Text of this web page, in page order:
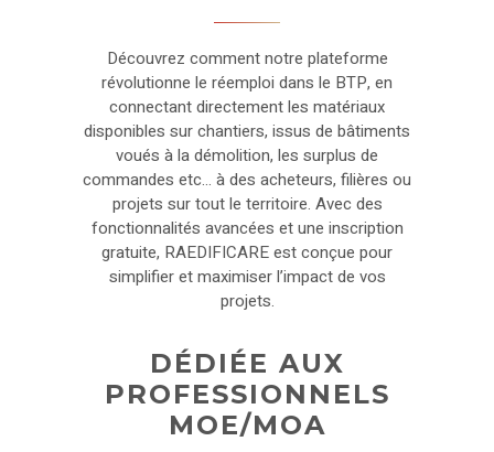
Découvrez comment notre plateforme
révolutionne le réemploi dans le BTP, en
connectant directement les matériaux
disponibles sur chantiers, issus de bâtiments
voués à la démolition, les surplus de
commandes etc… à des acheteurs, filières ou
projets sur tout le territoire. Avec des
fonctionnalités avancées et une inscription
gratuite, RAEDIFICARE est conçue pour
simplifier et maximiser l’impact de vos
projets.
DÉDIÉE AUX
PROFESSIONNELS
MOE/MOA